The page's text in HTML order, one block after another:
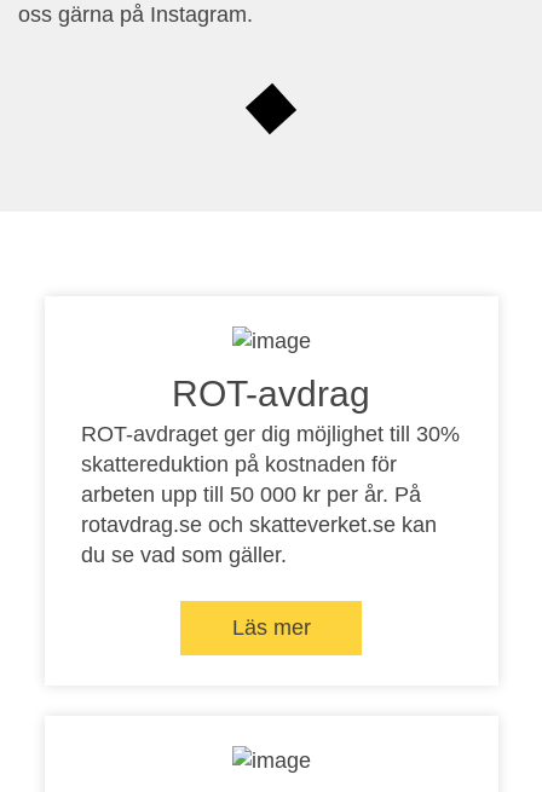
oss gärna på Instagram.
ROT-avdrag
ROT-avdraget ger dig möjlighet till 30%
skattereduktion på kostnaden för
arbeten upp till 50 000 kr per år. På
rotavdrag.seoch skatteverket.sekan
du se vad som gäller.
Läs mer